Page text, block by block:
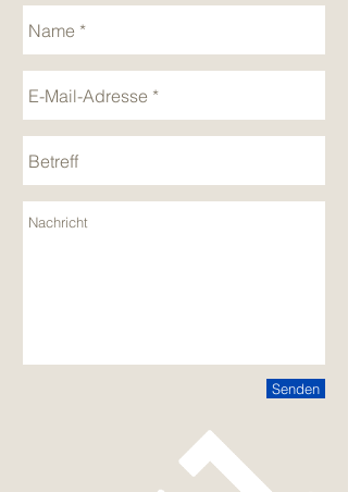
Senden